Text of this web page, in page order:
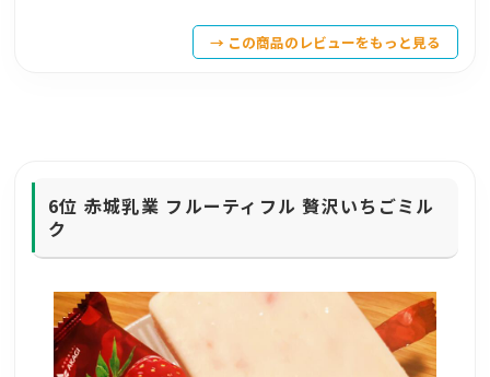
→ この商品のレビューをもっと見る
6位 赤城乳業 フルーティフル 贅沢いちごミル
ク